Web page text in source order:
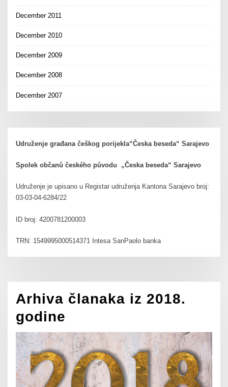
December 2011
December 2010
December 2009
December 2008
December 2007
Udruženje građana češkog porijekla“Česka beseda“ Sarajevo
Spolek občanů českého původu „Česka beseda“ Sarajevo
Udruženje je upisano u Registar udruženja Kantona Sarajevo broj:
03-03-04-6284/22
ID broj: 4200781200003
TRN: 1549995000514371 Intesa SanPaolo banka
Arhiva članaka iz 2018.
godine